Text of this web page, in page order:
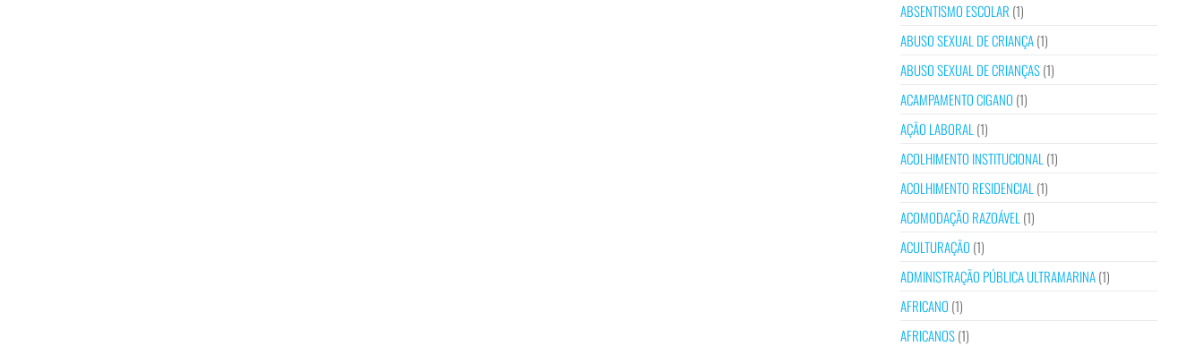
ABSENTISMO ESCOLAR (1)
ABUSO SEXUAL DE CRIANÇA(1)
ABUSO SEXUAL DE CRIANÇAS(1)
ACAMPAMENTO CIGANO (1)
AÇÃO LABORAL (1)
ACOLHIMENTO INSTITUCIONAL (1)
ACOLHIMENTO RESIDENCIAL (1)
ACOMODAÇÃO RAZOÁVEL (1)
ACULTURAÇÃO (1)
ADMINISTRAÇÃO PÚBLICA ULTRAMARINA(1)
AFRICANO (1)
AFRICANOS(1)